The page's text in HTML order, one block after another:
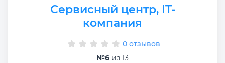
Сервисный центр, IT-
компания
0 отзывов
№6 из 13